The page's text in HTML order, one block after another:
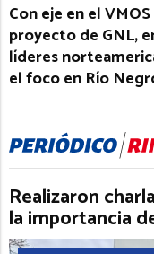
Con eje en el
proyecto de GNL,
líderes
el foco en Río
Realizaron
la importancia